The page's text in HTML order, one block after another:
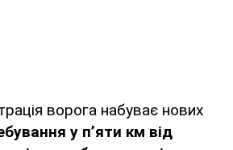
ворога набуває нових
у п’яти км від